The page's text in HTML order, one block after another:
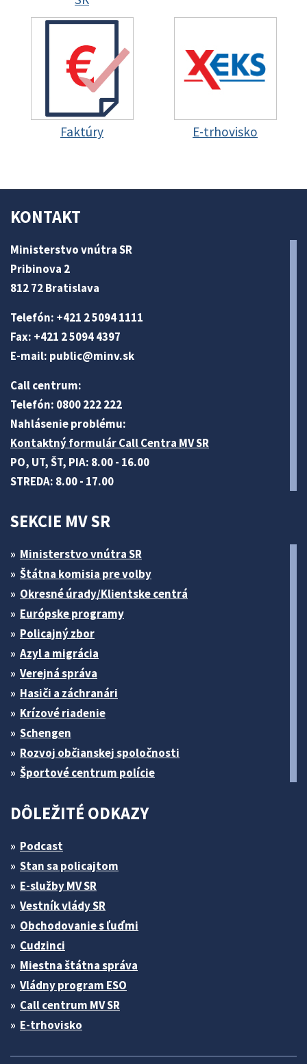
Faktúry E-trhovisko
KONTAKT
Ministerstvo vnútra SR
Pribinova 2
812 72 Bratislava
Telefón: +421 2 5094 1111
Fax: +421 2 5094 4397
E-mail: public@minv.sk
Call centrum:
Telefón: 0800 222 222
Nahlásenie problému:
Kontaktný formulár Call Centra MV SR
PO, UT, ŠT, PIA: 8.00 - 16.00
STREDA: 8.00 - 17.00
SEKCIE MV SR
Ministerstvo vnútra SR
Štátna komisia pre volby
Okresné úrady/Klientske centrá
Európske programy
Policajný zbor
Azyl a migrácia
Verejná správa
Hasiči a záchranári
Krízové riadenie
Schengen
Rozvoj občianskej spoločnosti
Športové centrum polície
DÔLEŽITÉ ODKAZY
Podcast
Stan sa policajtom
E-služby MV SR
Vestník vlády SR
Obchodovanie s ľuďmi
Cudzinci
Miestna štátna správa
Vládny program ESO
Call centrum MV SR
E-trhovisko